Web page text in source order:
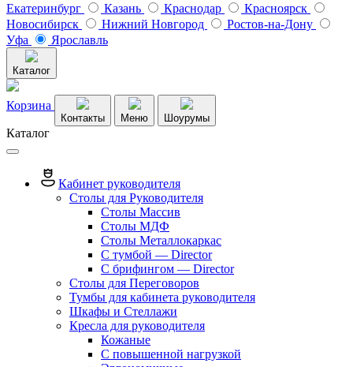
Екатеринбург
Казань Краснодар
Красноярск
Новосибирск
Нижний Новгород
Ростов-на-Дону
Уфа
Ярославль
Каталог
Корзина
Контакты Меню Шоурумы
Каталог
Кабинет руководителя
Столы для Руководителя
Столы Массив
Столы МДФ
Столы Металлокаркас
С тумбой — Director
C брифингом — Director
Столы для Переговоров
Тумбы для кабинета руководителя
Шкафы и Стеллажи
Кресла для руководителя
Кожаные
С повышенной нагрузкой